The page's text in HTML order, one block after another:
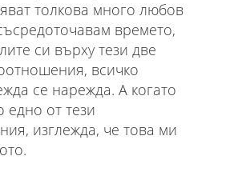
толкова много любов
времето,
си върху тези две
всичко
се нарежда. А когато
едно от тези
изглежда, че това ми